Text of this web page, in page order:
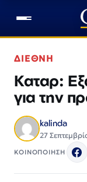
ΔΙΕΘΝΗ
Καταρ:
για την
kalinda
27
ΚΟΙΝΟΠΟΙΗΣΗ